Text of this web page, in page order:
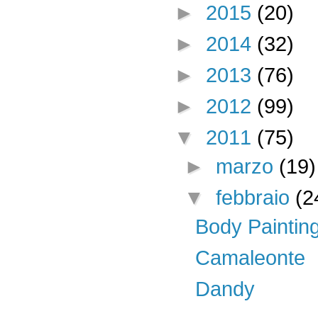
► 2015 (20)
► 2014 (32)
► 2013 (76)
► 2012 (99)
▼ 2011 (75)
► marzo (19)
▼febbraio
Body
Camaleonte
Dandy